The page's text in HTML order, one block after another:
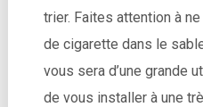
trier. Faites attention à
de cigarette dans le
vous sera d’une grande
de vous installer à une